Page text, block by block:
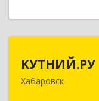
КУТНИЙ.РУ
Хабаровск680007,